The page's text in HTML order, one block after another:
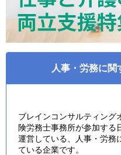
人事・労務に関
ブレインコンサルティング
険労務士事務所が参加する
運営している、人事・労務
ている企業です。